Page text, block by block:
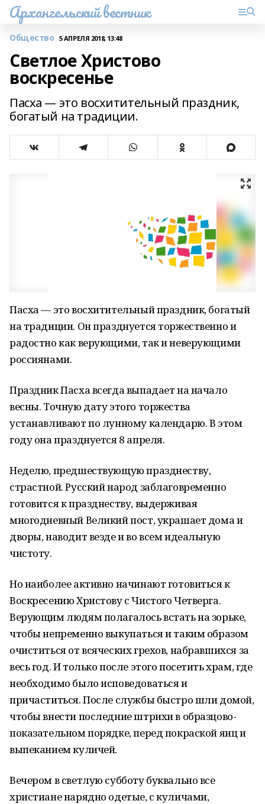
Архангельский вестник
Общество 5 АПРЕЛЯ 2018, 13:48
Светлое Христово
воскресенье
Пасха — это восхитительный праздник,
богатый на традиции.
Пасха — это восхитительный праздник, богатый
на традиции. Он празднуется торжественно и
радостно как верующими, так и неверующими
россиянами.
Праздник Пасха всегда выпадает на начало
весны. Точную дату этого торжества
устанавливают по лунному календарю. В этом
году она празднуется 8 апреля.
Неделю, предшествующую празднеству,
страстной. Русский народ заблаговременно
готовится к празднеству, выдерживая
многодневный Великий пост, украшает дома и
дворы, наводит везде и во всем идеальную
чистоту.
Но наиболее активно начинают готовиться к
Воскресению Христову с Чистого Четверга.
Верующим людям полагалось встать на зорьке,
чтобы непременно выкупаться и таким образом
очиститься от всяческих грехов, набравшихся за
весь год. И только после этого посетить храм, где
необходимо было исповедоваться и
причаститься. После службы быстро шли домой,
чтобы внести последние штрихи в образцово-
показательном порядке, перед покраской яиц и
выпеканием куличей.
Вечером в светлую субботу буквально все
христиане нарядно одетые, с куличами,